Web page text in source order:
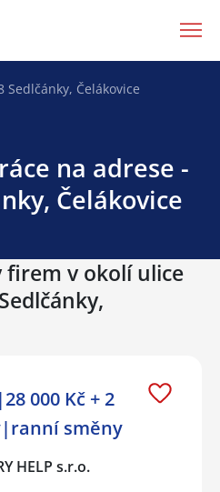
Sedlčánky, Čelákovice
na adrese -
Čelákovice
firem v okolí ulice
000 Kč + 2
směny
HELP s.r.o.